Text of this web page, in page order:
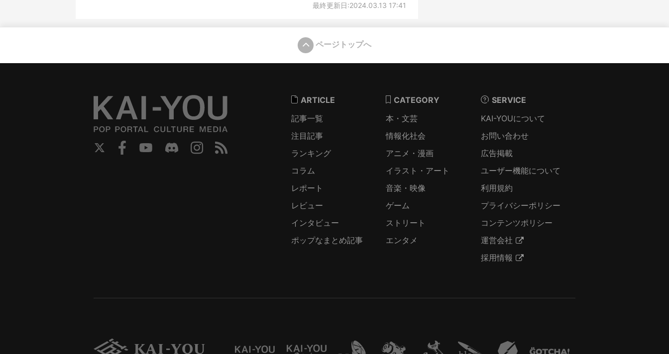
最終更新日:2024.03.13 17:41
ページトップへ
ARTICLE
記事一覧
注目記事
ランキング
コラム
レポート
レビュー
インタビュー
ポップなまとめ記事
CATEGORY
本・文芸
情報化社会
アニメ・漫画
イラスト・アート
音楽・映像
ゲーム
ストリート
エンタメ
SERVICE
KAI-YOUについて
お問い合わせ
広告掲載
ユーザー機能について
利用規約
プライバシーポリシー
コンテンツポリシー
運営会社
採用情報